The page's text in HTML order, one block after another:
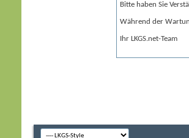
Bitte haben Sie
Während der
Ihr LKGS.net-Team